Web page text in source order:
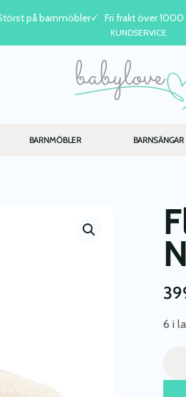
på barnmöbler Fri frakt över 1000
KUNDSERVICE
BARNMÖBLER BARNSÄNGAR
6 i
med